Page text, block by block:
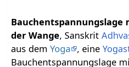
Bauchentspannungslage
der Wange, Sanskrit
aus demYoga , eine
Bauchentspannungslage